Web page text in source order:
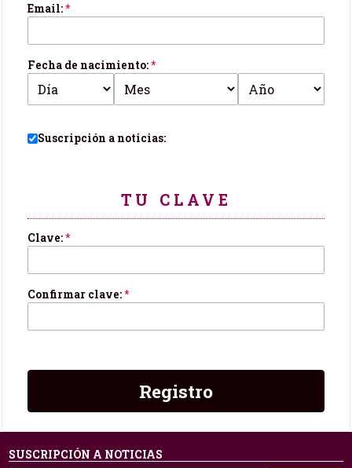
Email:*
Fecha de nacimiento:*
Suscripción a noticias:
TU CLAVE
Clave:*
Confirmar clave:*
Registro
SUSCRIPCIÓN A NOTICIAS